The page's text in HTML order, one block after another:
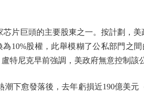
巨頭的主要股東之一。按計劃，美
10%股權，此舉模糊了公私部門之
特尼克早前強調，美政府無意控制該
愈發落後，去年虧損近190億美元